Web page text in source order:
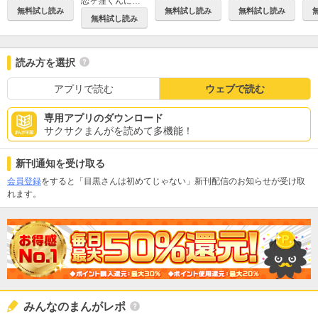
無料試し読み
無料試し読み
無料試し読み 無料試し読み
読み方を選択
アプリで読む ウェブで読む
専用アプリのダウンロード
サクサクまんがを読めて多機能！
新刊通知を受け取る
会員登録をすると「目黒さんは初めてじゃない」新刊配信のお知らせが受け取
れます。
みんなのまんがレポ